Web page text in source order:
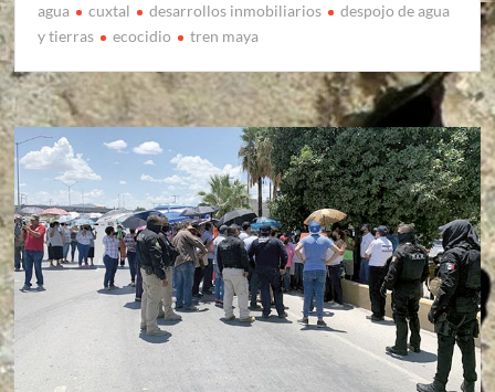
agua cuxtal desarrollos inmobiliarios
despojo de agua
y tierras
ecocidio tren maya